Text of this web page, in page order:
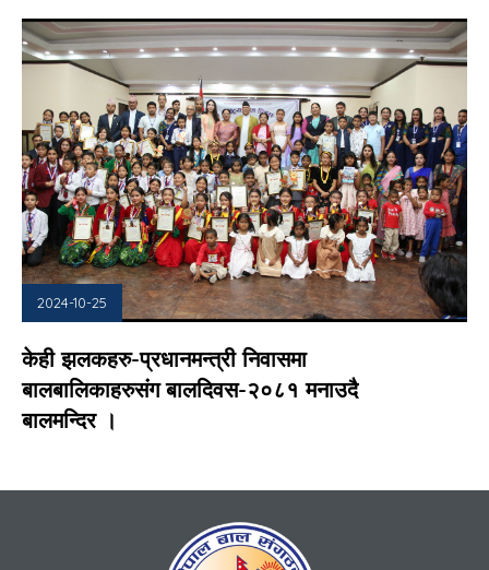
2024-10-25
केही झलकहरु-प्रधानमन्त्री निवासमा
बालबालिकाहरुसंग बालदिवस-२०८१ मनाउदै
बालमन्दिर ।